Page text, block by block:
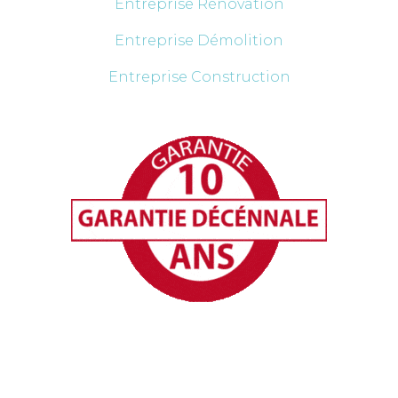
Entreprise Rénovation
Entreprise Démolition
Entreprise Construction